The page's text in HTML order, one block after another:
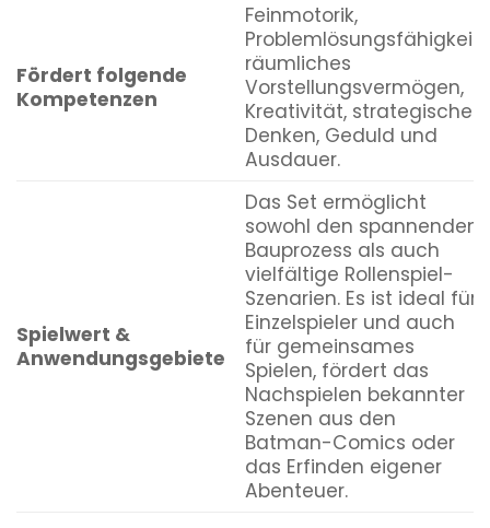
Fördert folgende
Kompetenzen
Feinmotorik,
Problemlösungsfähigkeit,
räumliches
Vorstellungsvermögen,
Kreativität, strategisches
Denken, Geduld und
Ausdauer.
Spielwert &
Anwendungsgebiete
Das Set ermöglicht
sowohl den spannenden
Bauprozess als auch
vielfältige Rollenspiel-
Szenarien. Es ist ideal für
Einzelspieler und auch
für gemeinsames
Spielen, fördert das
Nachspielen bekannter
Szenen aus den
Batman-Comics oder
das Erfinden eigener
Abenteuer.